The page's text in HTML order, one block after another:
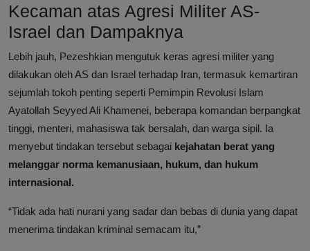
Kecaman atas Agresi Militer AS-
Israel dan Dampaknya
Lebih jauh, Pezeshkian mengutuk keras agresi militer yang
dilakukan oleh AS dan Israel terhadap Iran, termasuk kemartiran
sejumlah tokoh penting seperti Pemimpin Revolusi Islam
Ayatollah Seyyed Ali Khamenei, beberapa komandan berpangkat
tinggi, menteri, mahasiswa tak bersalah, dan warga sipil. Ia
menyebut tindakan tersebut sebagai kejahatan berat yang
melanggar norma kemanusiaan, hukum, dan hukum
internasional.
“Tidak ada hati nurani yang sadar dan bebas di dunia yang dapat
menerima tindakan kriminal semacam itu,”